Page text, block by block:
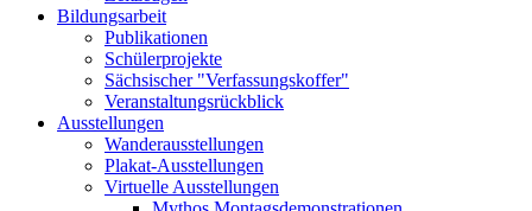
Bildungsarbeit
Publikationen
Schülerprojekte
Sächsischer "Verfassungskoffer"
Veranstaltungsrückblick
Ausstellungen
Wanderausstellungen
Plakat-Ausstellungen
Virtuelle Ausstellungen